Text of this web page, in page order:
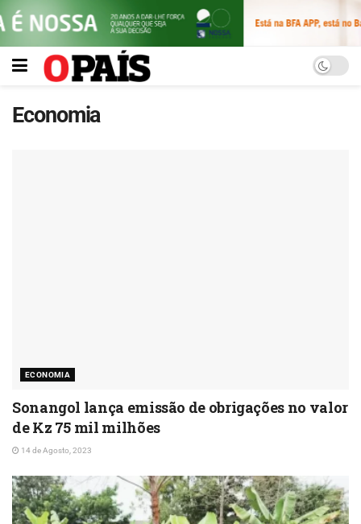
Economia
ECONOMIA
Sonangol lança emissão de obrigações no valor
de Kz 75 mil milhões
14 de Agosto, 2023